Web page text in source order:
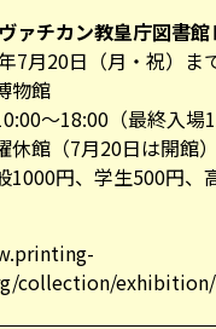
ァチカン教皇庁図書
7月20日（月・祝）ま
物館
〜18:00（最終入場
休館（7月20日は開館）
1000円、学生500円、
collection/